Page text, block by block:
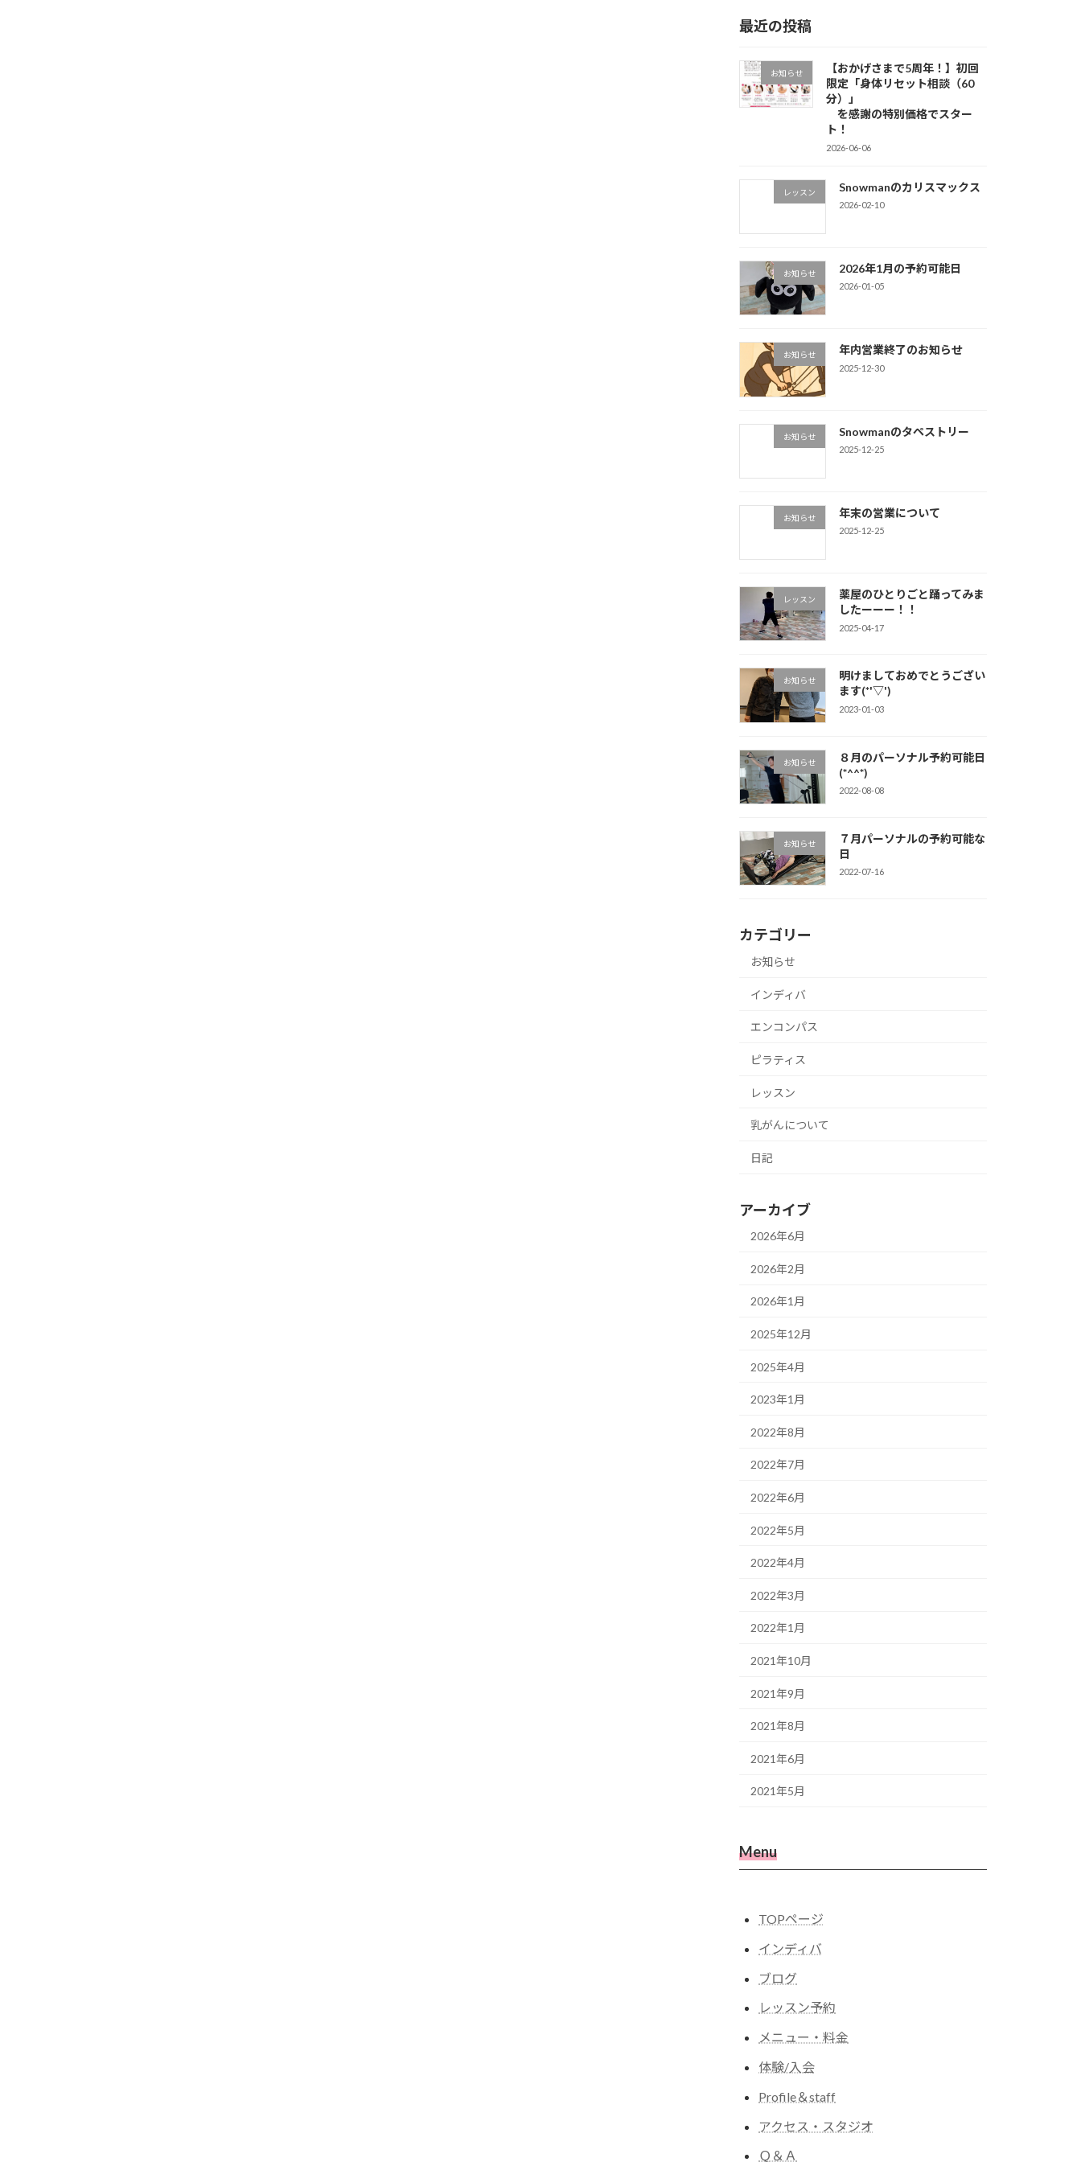
最近の投稿
お知らせ
【おかげさまで5周年！】初回
限定「身体リセット相談（60
分）」
を感謝の特別価格でスター
ト！
2026-06-06
レッスン Snowmanのカリスマックス
2026-02-10
お知らせ 2026年1月の予約可能日
2026-01-05
お知らせ 年内営業終了のお知らせ
2025-12-30
お知らせ Snowmanのタペストリー
2025-12-25
お知らせ 年末の営業について
2025-12-25
レッスン
薬屋のひとりごと踊ってみま
したーーー！！
2025-04-17
お知らせ
明けましておめでとうござい
ます(*'▽')
2023-01-03
お知らせ
８月のパーソナル予約可能日
(*^^*)
2022-08-08
お知らせ
７月パーソナルの予約可能な
日
2022-07-16
カテゴリー
お知らせ
インディバ
エンコンパス
ピラティス
レッスン
乳がんについて
日記
アーカイブ
2026年6月
2026年2月
2026年1月
2025年12月
2025年4月
2023年1月
2022年8月
2022年7月
2022年6月
2022年5月
2022年4月
2022年3月
2022年1月
2021年10月
2021年9月
2021年8月
2021年6月
2021年5月
Menu
TOPページ
インディバ
ブログ
レッスン予約
メニュー・料金
体験/入会
Profile＆staff
アクセス・スタジオ
Ｑ＆Ａ